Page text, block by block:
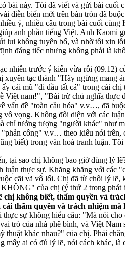
bài này. Tôi đã viết và gửi bài cuối
diễn biến mới trên bàn tròn đã
ý, nhiều câu trong bài cuối
anh phần tiếng Việt. Anh Kaomi
lui không tuyên bố, và nhờ tôi xin
đáng tiếc nhưng không phải là
nhiên trước ý kiến vừa rồi (09.12)
xuyên tạc thành "Hãy ngừng mang
cái mũ "đi đầu tất cả" trong cái
Việt nam!", "Bài trừ chủ nghĩa thực
vấn đề "toàn cầu hóa" v.v…, đã
vô vọng. Không đối diện với các
chỉ tưởng tượng "người khác" như
công" v.v… theo kiểu nói trên,
biết) trong văn hoá tranh luận.
tại sao chị không bao giờ dùng lý
thực sự. Khăng khăng với các
cãi vã vô lối. Chị đã từ chối lý lẽ,
của chị (ý thứ 2 trong phát
chị không biết, thẩm quyền và
thẩm quyền và trách nhiệm mà
thực sự không hiểu câu: "Mà nói
trò của nhà phê bình, và Việt Nam
thuật khác nhau?" của chị. Phải
mấy ai có đủ lý lẽ, nói cách khác, là